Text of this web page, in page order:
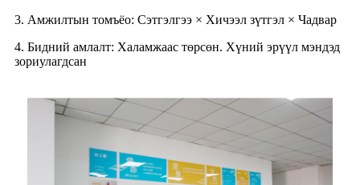
3. Амжилтын томъёо: Сэтгэлгээ × Хичээл зүтгэл × Чадвар
4. Бидний амлалт: Халамжаас төрсөн. Хүний эрүүл мэндэд
зориулагдсан